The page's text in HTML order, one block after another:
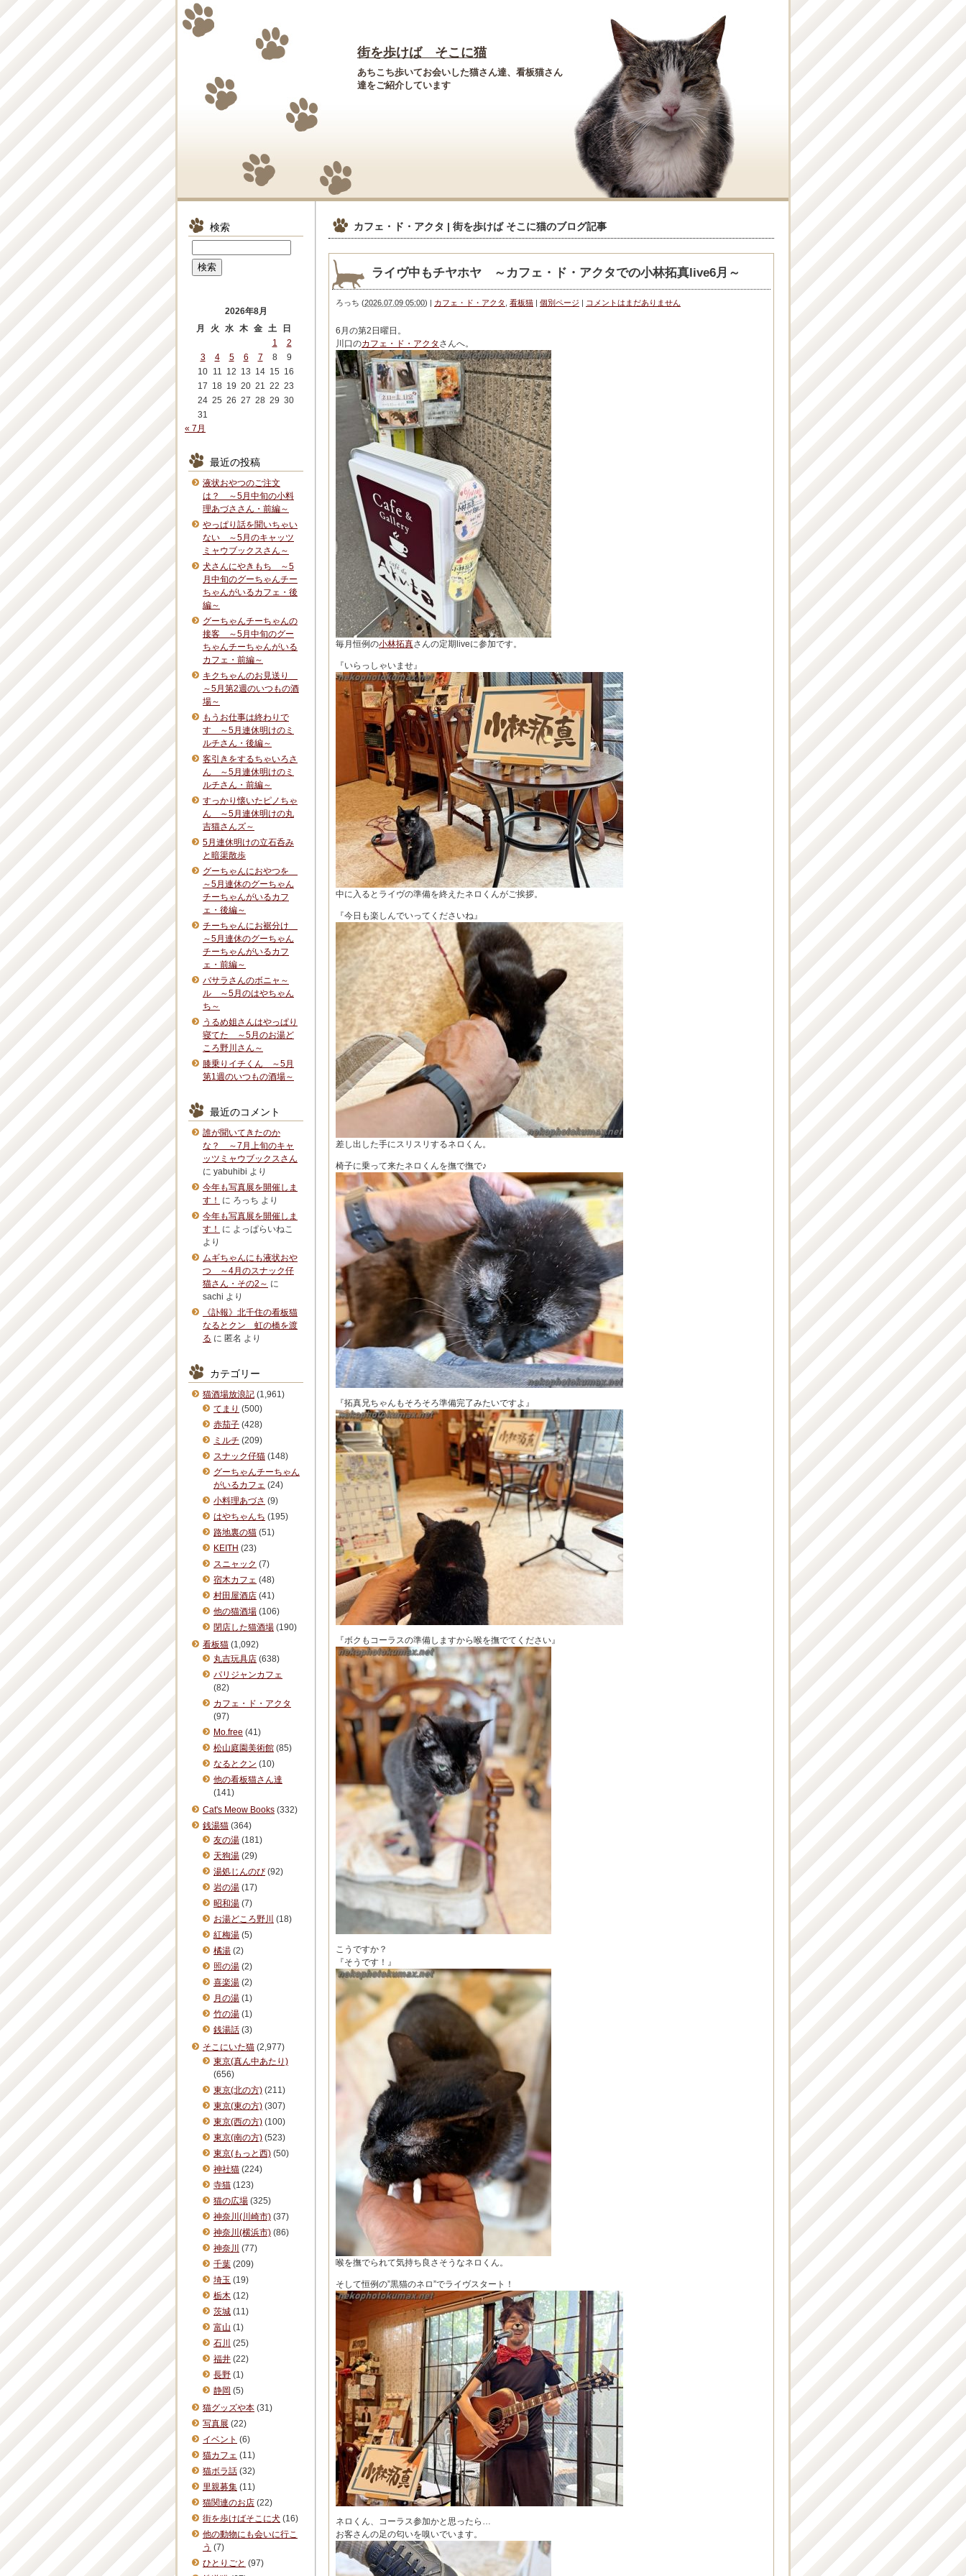
街を歩けば そこに猫
あちこち歩いてお会いした猫さん達、看板猫さん
達をご紹介しています
カフェ・ド・アクタ | 街を歩けば そこに猫のブログ記事
ライヴ中もチヤホヤ ～カフェ・ド・アクタでの小林拓真live6月～
ろっち (2026.07.09 05:00) | カフェ・ド・アクタ 看板猫 | 個別ページ | コメントはまだありません
6月の第2日曜日。
川口のカフェ・ド・アクタ さんへ。
毎月恒例の小林拓真さんの定期liveに参加です。
『いらっしゃいませ』
中に入るとライヴの準備を終えたネロくんがご挨拶。
『今日も楽しんでいってくださいね』
差し出した手にスリスリするネロくん。
椅子に乗って来たネロくんを撫で撫で♪
『拓真兄ちゃんもそろそろ準備完了みたいですよ』
『ボクもコーラスの準備しますから喉を撫でてください』
こうですか？
『そうです！』
喉を撫でられて気持ち良さそうなネロくん。
そして恒例の”黒猫のネロ”でライヴスタート！
ネロくん、コーラス参加かと思ったら…
お客さんの足の匂いを嗅いでいます。
検索
2026年8月
月
火 水 木 金 土
日
1
2
3
4 5 6 7 8
9
10 11 12 13 14 15 16
17 18 19 20 21 22 23
24 25 26 27 28 29 30
31
« 7月
最近の投稿
液状おやつのご注文
は？ ～5月中旬の小料
理あづささん・前編～
やっぱり話を聞いちゃい
ない ～5月のキャッツ
ミャウブックスさん～
犬さんにやきもち ～5
月中旬のグーちゃんチー
ちゃんがいるカフェ・後
編～
グーちゃんチーちゃんの
接客 ～5月中旬のグー
ちゃんチーちゃんがいる
カフェ・前編～
キクちゃんのお見送り
～5月第2週のいつもの酒
場～
もうお仕事は終わりで
す ～5月連休明けのミ
ルチさん・後編～
客引きをするちゃいろさ
ん ～5月連休明けのミ
ルチさん・前編～
すっかり懐いたピノちゃ
ん ～5月連休明けの丸
吉猫さんズ～
5月連休明けの立石呑み
と暗渠散歩
グーちゃんにおやつを
～5月連休のグーちゃん
チーちゃんがいるカフ
ェ・後編～
チーちゃんにお裾分け
～5月連休のグーちゃん
チーちゃんがいるカフ
ェ・前編～
バサラさんのボニャ～
ル ～5月のはやちゃん
ち～
うるめ姐さんはやっぱり
寝てた ～5月のお湯ど
ころ野川さん～
膝乗りイチくん ～5月
第1週のいつもの酒場～
最近のコメント
誰が聞いてきたのか
な？ ～7月上旬のキャ
ッツミャウブックスさん
に yabuhibi より
今年も写真展を開催しま
す！
に ろっち より
今年も写真展を開催しま
す！
に よっぱらいねこ
より
ムギちゃんにも液状おや
つ ～4月のスナック仔
猫さん・その2～ に
sachi より
《訃報》北千住の看板猫
なるとクン 虹の橋を渡
る に 匿名 より
カテゴリー
猫酒場放浪記 (1,961)
てまり (500)
赤茄子 (428)
ミルチ (209)
スナック仔猫 (148)
グーちゃんチーちゃん
がいるカフェ (24)
小料理あづさ (9)
はやちゃんち (195)
路地裏の猫 (51)
KEITH (23)
スニャック (7)
宿木カフェ (48)
村田屋酒店 (41)
他の猫酒場 (106)
閉店した猫酒場 (190)
看板猫 (1,092)
丸吉玩具店 (638)
パリジャンカフェ
(82)
カフェ・ド・アクタ
(97)
Mo.free (41)
松山庭園美術館 (85)
なるとクン (10)
他の看板猫さん達
(141)
Cat's Meow Books (332)
銭湯猫 (364)
友の湯 (181)
天狗湯 (29)
湯処じんのび (92)
岩の湯 (17)
昭和湯 (7)
お湯どころ野川 (18)
紅梅湯 (5)
橘湯 (2)
照の湯 (2)
喜楽湯 (2)
月の湯 (1)
竹の湯 (1)
銭湯話 (3)
そこにいた猫 (2,977)
東京(真ん中あたり)
(656)
東京(北の方) (211)
東京(東の方) (307)
東京(西の方) (100)
東京(南の方) (523)
東京(もっと西) (50)
神社猫 (224)
寺猫 (123)
猫の広場 (325)
神奈川(川崎市) (37)
神奈川(横浜市) (86)
神奈川 (77)
千葉 (209)
埼玉 (19)
栃木 (12)
茨城 (11)
富山 (1)
石川 (25)
福井 (22)
長野 (1)
静岡 (5)
猫グッズや本 (31)
写真展 (22)
イベント (6)
猫カフェ (11)
猫ボラ話 (32)
里親募集 (11)
猫関連のお店 (22)
街を歩けばそこに犬 (16)
他の動物にも会いに行こ
う (7)
ひとりごと (97)